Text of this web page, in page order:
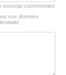
nouveau commentaire
vos données